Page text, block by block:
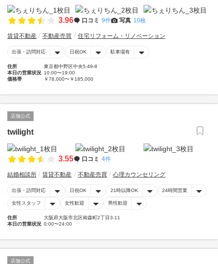
3.96 口コミ 9件 写真 10枚
賃貸不動産 不動産売買 住宅リフォーム・リノベーション
出張・訪問対応 日祝OK 駐車場有
住所
東京都中野区中央5-49-8
本日の営業状況 10:00〜19:00
価格帯
￥78,000〜￥185,000
店舗公式
twilight
3.55 口コミ 4件
結婚相談所 賃貸不動産 不動産売買 心理カウンセリング
出張・訪問対応 日祝OK 21時以降OK 24時間営業
女性スタッフ 女性歓迎 男性歓迎
住所
大阪府大阪市北区南森町2丁目3-11
本日の営業状況 0:00〜24:00
店舗公式